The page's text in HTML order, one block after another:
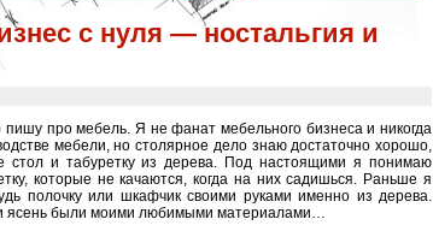
с нуля — ностальгия и
пишу про мебель. Я не фанат мебельного бизнеса и никогда
мебели, но столярное дело знаю достаточно хорошо,
стол и табуретку из дерева. Под настоящими я понимаю
которые не качаются, когда на них садишься. Раньше я
полочку или шкафчик своими руками именно из дерева.
ясень были моими любимыми материалами…